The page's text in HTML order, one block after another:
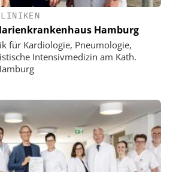
Hamburg
für Kardiologie, Pneumologie,
Intensivmedizin am Kath.